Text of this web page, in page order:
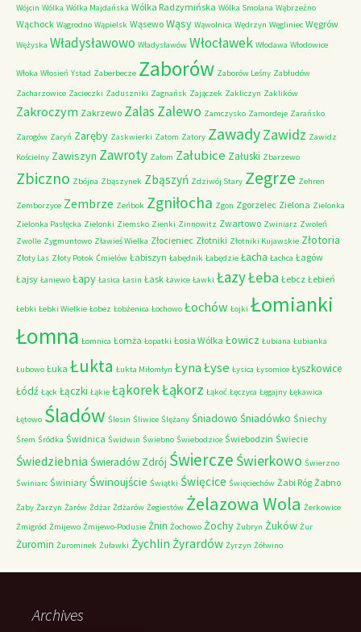
Wójcin Wólka Wólka Majdańska Wólka Radzymińska Wólka Smolana Wąbrzeźno
Wąchock Wągrodno Wąpielsk Wąsewo Wąsy Wąwolnica Wędrzyn Węgliniec Węgrów
Wężyska Władysławowo Władysławów Włocławek Włodawa Włodowice
Włoka Włosień Ystad Zaberbecze Zaborów Zaborów Leśny Zabłudów
Zacharzowice Zacieczki Zaduszniki Zagnańsk Zajączek Zakliczyn Zaklików
Zakroczym Zakrzewo ZalasZalewo Zamczysko Zamordeje Zarańsko
Zarogów Zaryń Zaręby Zaskwierki Zatom Zatory ZawadyZawidz Zawidz
Kościelny Zawiszyn Zawroty Załom Załubice Załuski Zbarzewo
Zbiczno Zbójna Zbąszynek Zbąszyń Zdziwój Stary Zegrze Zehren
Zemborzyce Zembrze Zeńbok Zgniłocha Zgon Zgorzelec Zielona Zielonka
Zielonka Pasłęcka Zielonki Ziemsko Zienki Zinnowitz Zwartowo Zwiniarz Zwoleń
Zwolle Zygmuntowo Zławieś Wielka Złocieniec Złotniki Złotniki Kujawskie Złotoria
Złoty Las Złoty Potok Ćmielów Łabiszyn Łabędnik Łabędzie Łacha Łachca Łagów
Łajsy Łaniewo Łapy Łasica Łasin Łask Ławice Ławki ŁazyŁeba Łebcz Łebień
Łebki Łebki Wielkie Łobez Łobżenica Łochowo Łochów Łojki Łomianki
Łomna Łomnica Łomża Łopatki Łosia Wólka Łowicz Łubiana Łubianka
Łubowo Łuka Łukta Łukta Miłomłyn ŁynaŁyse Łysica Łysomice Łyszkowice
Łódź Łąck Łączki Łąkie ŁąkorekŁąkorz Łąkoć Łęczyca Łęgajny Łękawica
Łętowo Śladów Ślesin Śliwice Ślężany Śniadowo Śniadówko Śniechy
Śrem Śródka Świdnica Świdwin Świebno Świebodzice Świebodzin Świecie
Świedziebnia Świeradów Zdrój Świercze Świerkowo Świerzno
Świniarc Świniary Świnoujście Świątki Święcice Święciechów Żabi Róg Żabno
Żaby Żarzyn Żarów Żdżar Żdżarów Żegiestów Żelazowa Wola Żerkowice
Żmigród Żmijewo Żmijewo-Podusie Żnin Żochowo Żochy Żubryn Żuków Żur
Żuromin Żurominek Żuławki Żychlin Żyrardów Żyrzyn Żółwino
Archives